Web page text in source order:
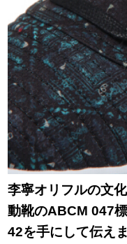
李寧オリフルの文
動靴のABCM 047
42を手にして伝えま